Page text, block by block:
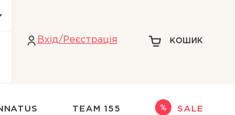
Вхiд/Реєстрація КОШИК
TEAM 155 SALE